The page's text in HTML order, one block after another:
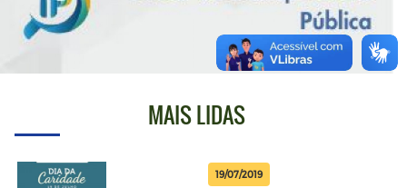
MAIS LIDAS
19/07/2019